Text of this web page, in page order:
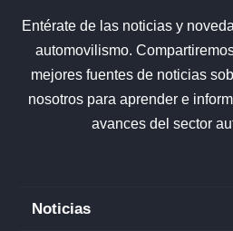
Entérate de las noticias y
automovilismo.
mejores fuentes de noticias
nosotros para aprender e
avances del sector
Noticias